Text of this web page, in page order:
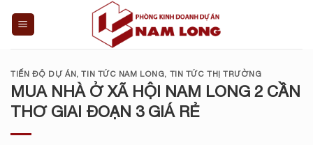
TIẾN ĐỘ DỰ ÁN,TIN TỨC NAM LONG, TIN TỨC THỊ TRƯỜNG
MUA NHÀ Ở XÃ HỘI NAM LONG 2 CẦN
THƠ GIAI ĐOẠN 3 GIÁ RẺ